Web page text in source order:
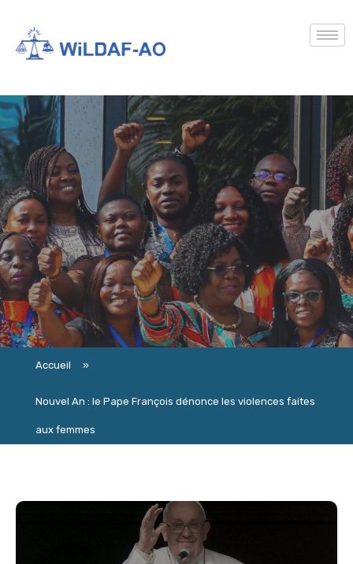
Accueil »
Nouvel An : le Pape François dénonce les violences faites
aux femmes